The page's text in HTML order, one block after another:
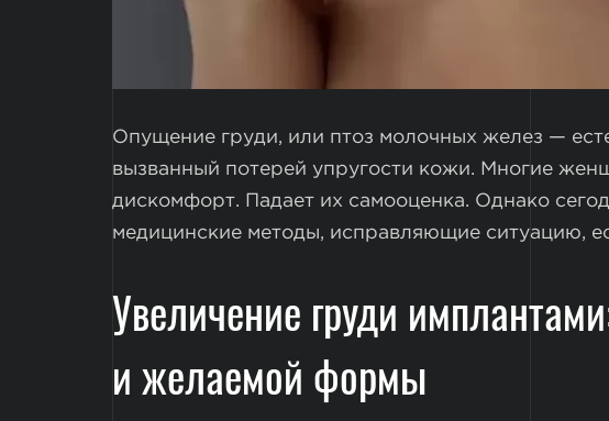
Опущение груди, или птоз молочных желез —
вызванный потерей упругости кожи. Многие
дискомфорт. Падает их самооценка. Однако
медицинские методы, исправляющие ситуацию,
Увеличение груди
и желаемой формы